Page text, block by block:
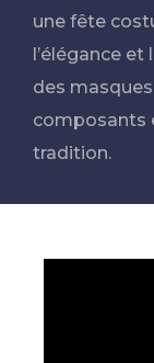
une fête
l’élégance
des
composants
tradition.